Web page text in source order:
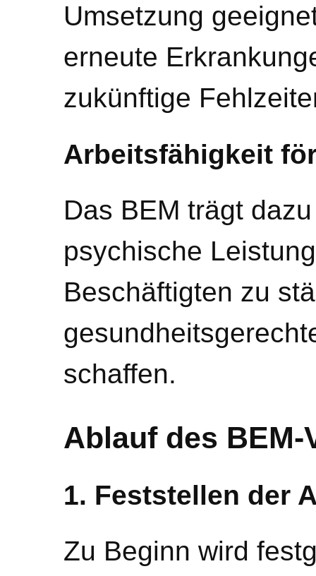
Umsetzung
erneute
zukünftige
Arbeitsfähigkeit
Das BEM trägt
psychische
Beschäftigten zu
schaffen.
Ablauf des BEM-
1. Feststellen der
Zu Beginn wird